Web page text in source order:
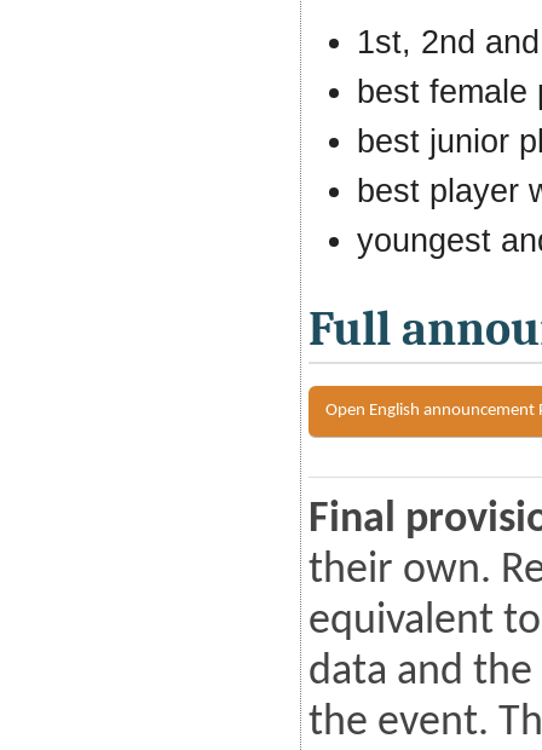
1st, 2nd
best female
best junior
best player
youngest
Full
Open English announcement
Final
their own.
equivalent
data and
the event.